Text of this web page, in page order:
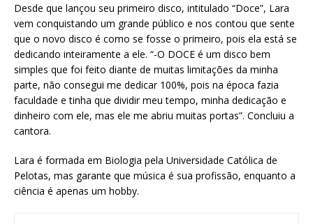
Desde que lançou seu primeiro disco, intitulado “Doce”, Lara
vem conquistando um grande público e nos contou que sente
que o novo disco é como se fosse o primeiro, pois ela está se
dedicando inteiramente a ele. “-O DOCE é um disco bem
simples que foi feito diante de muitas limitações da minha
parte, não consegui me dedicar 100%, pois na época fazia
faculdade e tinha que dividir meu tempo, minha dedicação e
dinheiro com ele, mas ele me abriu muitas portas”. Concluiu a
cantora.
Lara é formada em Biologia pela Universidade Católica de
Pelotas, mas garante que música é sua profissão, enquanto a
ciência é apenas um hobby.